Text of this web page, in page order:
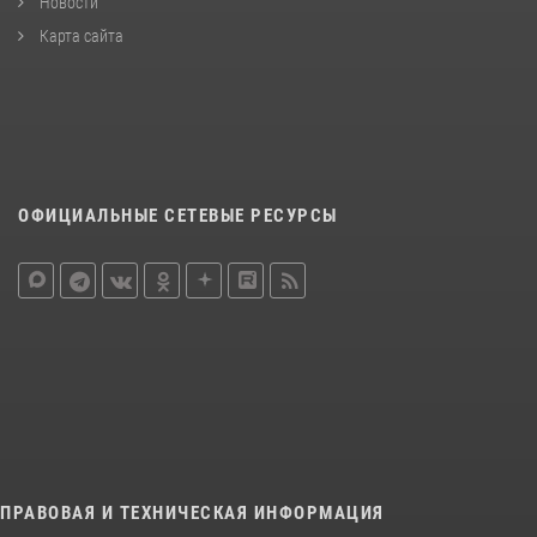
Карта сайта
ОФИЦИАЛЬНЫЕ СЕТЕВЫЕ РЕСУРСЫ
ПРАВОВАЯ И ТЕХНИЧЕСКАЯ ИНФОРМАЦИЯ